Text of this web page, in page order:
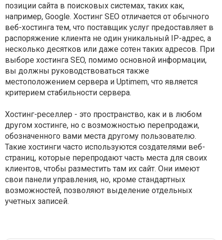
позиции сайта в поисковых системах, таких как,
например, Google. Хостинг SEO отличается от обычного
веб-хостинга тем, что поставщик услуг предоставляет в
распоряжение клиента не один уникальный IP-адрес, а
несколько десятков или даже сотен таких адресов. При
выборе хостинга SEO, помимо основной информации,
вы должны руководствоваться также
местоположением сервера и Uptimem, что является
критерием стабильности сервера.
Хостинг-реселлер - это пространство, как и в любом
другом хостинге, но с возможностью перепродажи,
обозначенного вами места другому пользователю.
Такие хостинги часто используются создателями веб-
страниц, которые перепродают часть места для своих
клиентов, чтобы разместить там их сайт. Они имеют
свои панели управления, но, кроме стандартных
возможностей, позволяют выделение отдельных
учетных записей.